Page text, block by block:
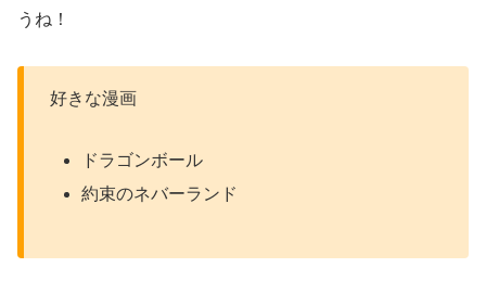
うね！
好きな漫画
ドラゴンボール
約束のネバーランド